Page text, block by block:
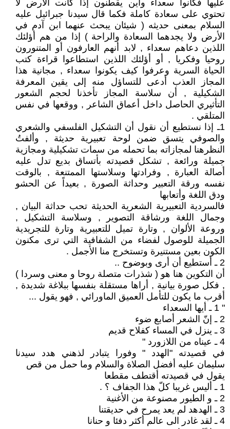
عليها فكانوا سعداء وأين يقطنون إذا كانت الأرض لا
تحتوي على سعادة كاملة فكما قال سيدنا جبرائيل عليه
السلام بمعنى حديثه ( شيئان يبحث عنهما ابن آدم في
الأرض ولا يجدهما السعادة والراحة ) إذا من هم أؤلئك
اللذين دعاهم سعداء , لابد أنهم العارفون أو المتنورون
روحيا وفكريا , أو أؤلئك اللذين استطاعوا قراءة كتب
الحياة السرية وعرفوا كيف يكونوا سعداء , مجانية هذا
المجاز العذب أدعى للتساؤل منه إلى يقين المعرفة
الشكيلية , أن سلاسة المجاز تأخذنا لحجم الشعور
التأثيري الحاصل داخل أعماق الشاعر , ووقعها في نفس
المتلقي .
1ـ إذا نستطيع أن نقول أن التشكيل الفلسفي والشعري
والصوفي يتسق ضمن لوحة تعبيرية حديثة , وألفتُ
النظرهنا لمجازاته بما تحمله من سمات تشكيلية ومجازية
جميلة ورائعة , تشكل قصيدته بأتساق بديع تدل عليه
أصالة العبارة , وفرادتها وسلاستها الممتنعة , بالوقت
نفسه ورقة التعبير وحداثة الصورة , بعيداً عن الحشو
ودق اللغة وأتعابها
فالسردية التعبيرية الشعرية الحديثة تحب حداثة البيان ,
وجمال اللغة ورشاقة التصوير , وسلاسة التشكيل ,
وروعة الألوان , وتارة تميل للتعبيرية وتارة للتجريدية
الجميلة للوصول لفضاء من الشفافية التي ترى مكنون
الكون بعين مستنيرة وتستخرج منا الأجمل .
2 ـ أستطيع أن أرى وبوضوح ..
أن التكوين هنا هو ( شذرات متصلة روحا و معنى وسردا )
, فكل صورة بيانية , أراها مستقلة بنفسها ببلاغة شديدة ,
أقرب ما يكون للتأمل العميق الماورائي , فهو يقول ...
" 1 ـ أيها السعداء
2 ـ إنّ الشعر أصابع ضوء
3 ـ ينزل في المساء كفلاح قديم
4 ـ عيناه من اللازورد "
في قصيدته "الهدد " وفورا يتبادر لذهني هدد سيدنا
سليمان عليه أفضل الصلاة والسلام وما حمل من قص
يقول في قصيدته أقتطف مقطعا
1 ـ أليس غريبا كلّ هذا الجفاف ؟ .
2 ـ و الطيور مصنوعة من الأغنية
3 ـ الهدهد لم يعد يمرح في حديقتنا
4 ـ لقد غادر الى عالم أكثر دفئا و حنانا